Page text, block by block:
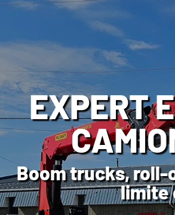
POUR
Chariots
chargeuses